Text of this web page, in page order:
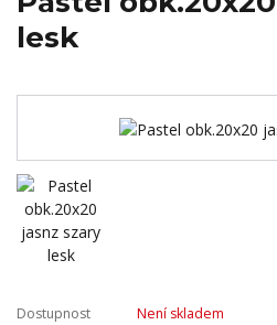
lesk
Dostupnost Není skladem